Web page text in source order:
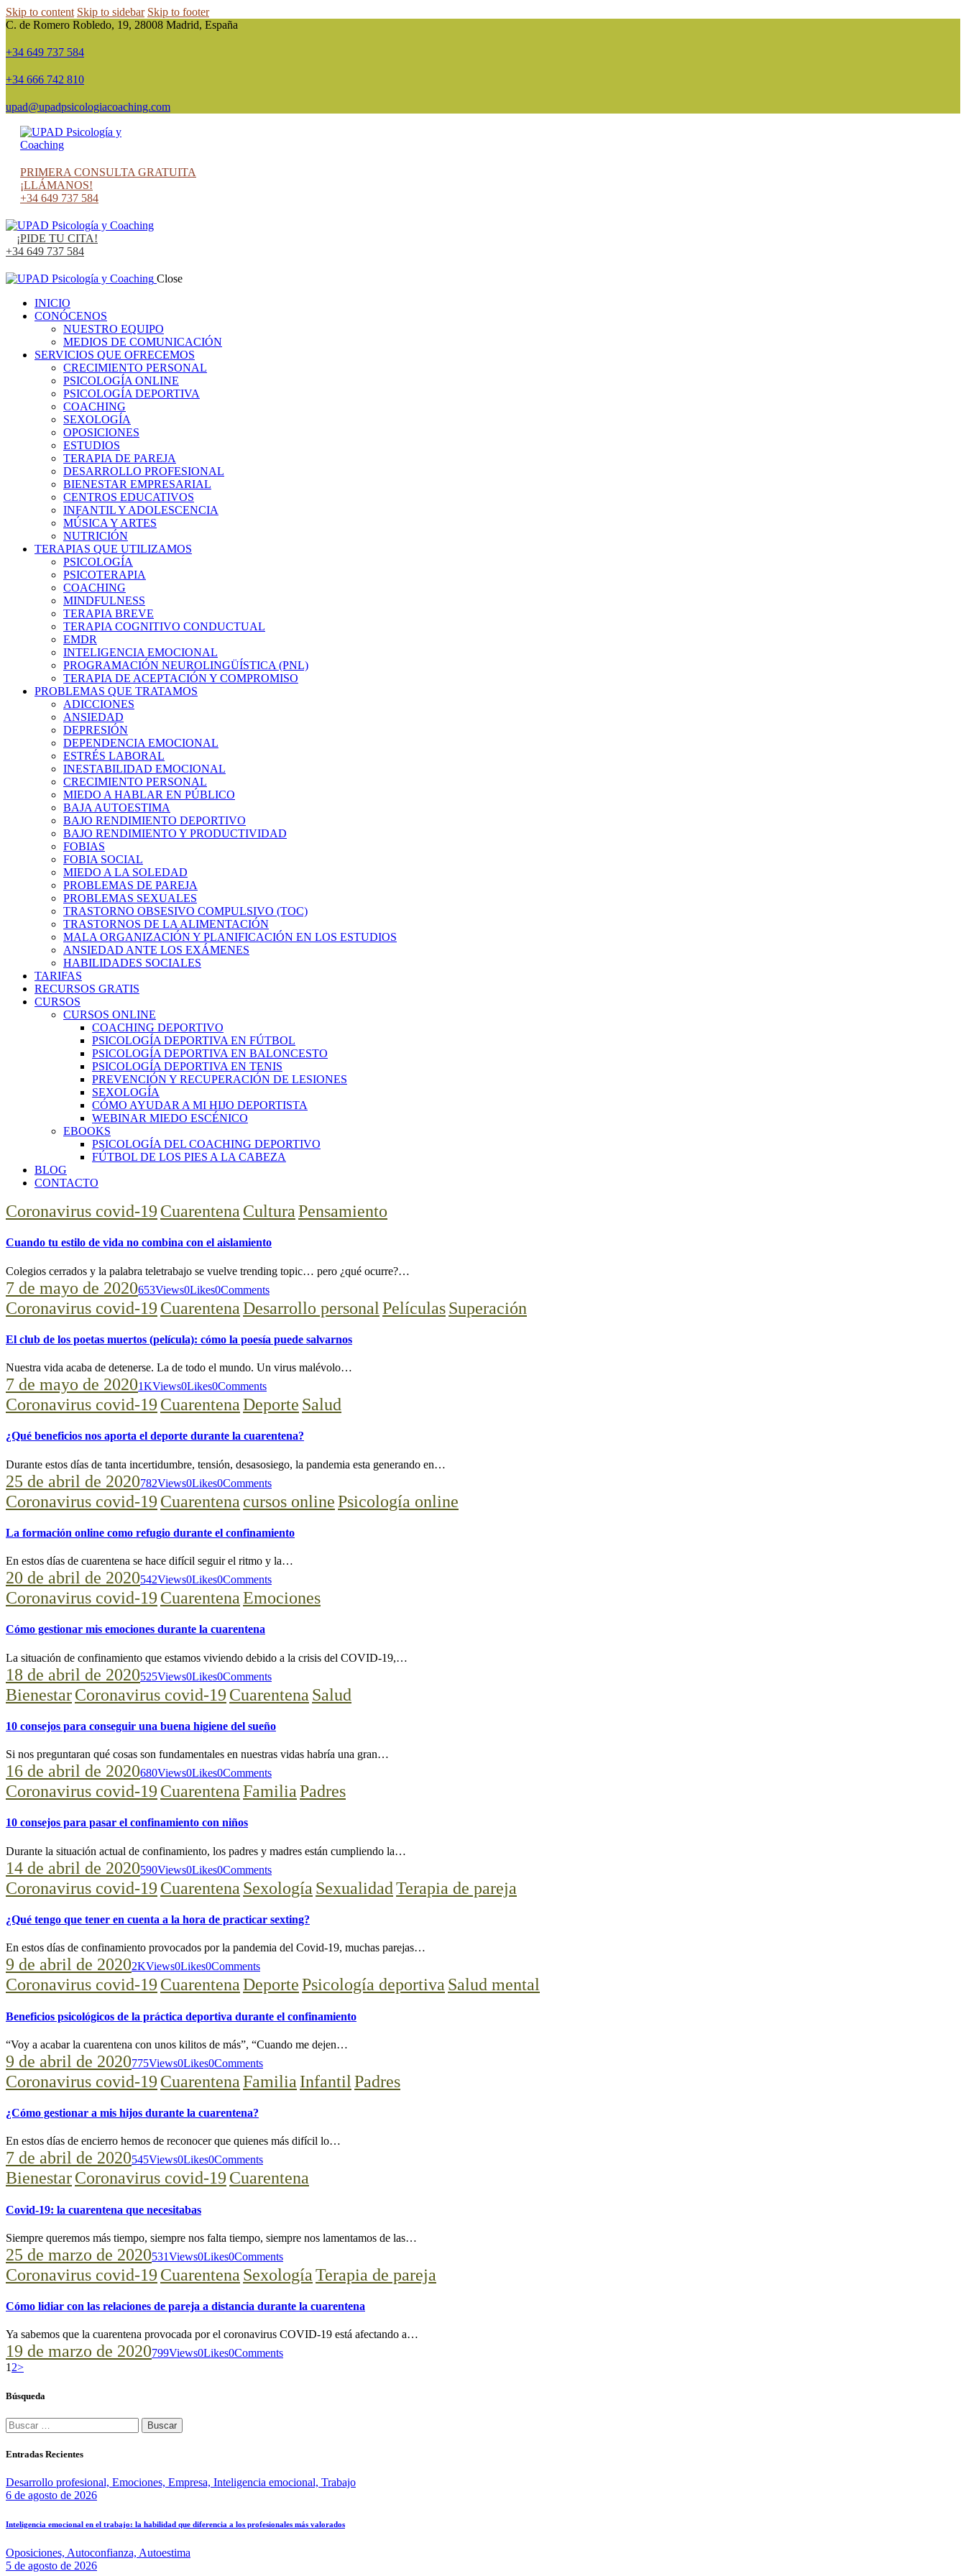
Skip to content Skip to sidebar Skip to footer
C. de Romero Robledo, 19, 28008 Madrid, España
+34 649 737 584
+34 666 742 810
upad@upadpsicologiacoaching.com
PRIMERA CONSULTA GRATUITA
¡LLÁMANOS!
+34 649 737 584
¡PIDE TU CITA!
+34 649 737 584
Close
INICIO
CONÓCENOS
NUESTRO EQUIPO
MEDIOS DE COMUNICACIÓN
SERVICIOS QUE OFRECEMOS
CRECIMIENTO PERSONAL
PSICOLOGÍA ONLINE
PSICOLOGÍA DEPORTIVA
COACHING
SEXOLOGÍA
OPOSICIONES
ESTUDIOS
TERAPIA DE PAREJA
DESARROLLO PROFESIONAL
BIENESTAR EMPRESARIAL
CENTROS EDUCATIVOS
INFANTIL Y ADOLESCENCIA
MÚSICA Y ARTES
NUTRICIÓN
TERAPIAS QUE UTILIZAMOS
PSICOLOGÍA
PSICOTERAPIA
COACHING
MINDFULNESS
TERAPIA BREVE
TERAPIA COGNITIVO CONDUCTUAL
EMDR
INTELIGENCIA EMOCIONAL
PROGRAMACIÓN NEUROLINGÜÍSTICA (PNL)
TERAPIA DE ACEPTACIÓN Y COMPROMISO
PROBLEMAS QUE TRATAMOS
ADICCIONES
ANSIEDAD
DEPRESIÓN
DEPENDENCIA EMOCIONAL
ESTRÉS LABORAL
INESTABILIDAD EMOCIONAL
CRECIMIENTO PERSONAL
MIEDO A HABLAR EN PÚBLICO
BAJA AUTOESTIMA
BAJO RENDIMIENTO DEPORTIVO
BAJO RENDIMIENTO Y PRODUCTIVIDAD
FOBIAS
FOBIA SOCIAL
MIEDO A LA SOLEDAD
PROBLEMAS DE PAREJA
PROBLEMAS SEXUALES
TRASTORNO OBSESIVO COMPULSIVO (TOC)
TRASTORNOS DE LA ALIMENTACIÓN
MALA ORGANIZACIÓN Y PLANIFICACIÓN EN LOS ESTUDIOS
ANSIEDAD ANTE LOS EXÁMENES
HABILIDADES SOCIALES
TARIFAS
RECURSOS GRATIS
CURSOS
CURSOS ONLINE
COACHING DEPORTIVO
PSICOLOGÍA DEPORTIVA EN FÚTBOL
PSICOLOGÍA DEPORTIVA EN BALONCESTO
PSICOLOGÍA DEPORTIVA EN TENIS
PREVENCIÓN Y RECUPERACIÓN DE LESIONES
SEXOLOGÍA
CÓMO AYUDAR A MI HIJO DEPORTISTA
WEBINAR MIEDO ESCÉNICO
EBOOKS
PSICOLOGÍA DEL COACHING DEPORTIVO
FÚTBOL DE LOS PIES A LA CABEZA
BLOG
CONTACTO
facebook-
1
twitter-
x
instagram
Coronavirus covid-19 Cuarentena Cultura Pensamiento
Cuando tu estilo de vida no combina con el aislamiento
Colegios cerrados y la palabra teletrabajo se vuelve trending topic… pero ¿qué ocurre?…
7 de mayo de 2020653Views0Likes0Comments
Coronavirus covid-19 Cuarentena Desarrollo personal PelículasSuperación
El club de los poetas muertos (película): cómo la poesía puede salvarnos
Nuestra vida acaba de detenerse. La de todo el mundo. Un virus malévolo…
7 de mayo de 20201KViews0Likes0Comments
Coronavirus covid-19 Cuarentena Deporte Salud
¿Qué beneficios nos aporta el deporte durante la cuarentena?
Durante estos días de tanta incertidumbre, tensión, desasosiego, la pandemia esta generando en…
25 de abril de 2020782Views0Likes0Comments
Coronavirus covid-19 Cuarentena cursos onlinePsicología online
La formación online como refugio durante el confinamiento
En estos días de cuarentena se hace difícil seguir el ritmo y la…
20 de abril de 2020542Views0Likes0Comments
Coronavirus covid-19 Cuarentena Emociones
Cómo gestionar mis emociones durante la cuarentena
La situación de confinamiento que estamos viviendo debido a la crisis del COVID-19,…
18 de abril de 2020525Views0Likes0Comments
BienestarCoronavirus covid-19 Cuarentena Salud
10 consejos para conseguir una buena higiene del sueño
Si nos preguntaran qué cosas son fundamentales en nuestras vidas habría una gran…
16 de abril de 2020680Views0Likes0Comments
Coronavirus covid-19 Cuarentena Familia Padres
10 consejos para pasar el confinamiento con niños
Durante la situación actual de confinamiento, los padres y madres están cumpliendo la…
14 de abril de 2020590Views0Likes0Comments
Coronavirus covid-19 Cuarentena Sexología SexualidadTerapia de pareja
¿Qué tengo que tener en cuenta a la hora de practicar sexting?
En estos días de confinamiento provocados por la pandemia del Covid-19, muchas parejas…
9 de abril de 20202KViews0Likes0Comments
Coronavirus covid-19 CuarentenaDeportePsicología deportivaSalud mental
Beneficios psicológicos de la práctica deportiva durante el confinamiento
“Voy a acabar la cuarentena con unos kilitos de más”, “Cuando me dejen…
9 de abril de 2020775Views0Likes0Comments
Coronavirus covid-19 Cuarentena Familia Infantil Padres
¿Cómo gestionar a mis hijos durante la cuarentena?
En estos días de encierro hemos de reconocer que quienes más difícil lo…
7 de abril de 2020545Views0Likes0Comments
BienestarCoronavirus covid-19 Cuarentena
Covid-19: la cuarentena que necesitabas
Siempre queremos más tiempo, siempre nos falta tiempo, siempre nos lamentamos de las…
25 de marzo de 2020531Views0Likes0Comments
Coronavirus covid-19 Cuarentena Sexología Terapia de pareja
Cómo lidiar con las relaciones de pareja a distancia durante la cuarentena
Ya sabemos que la cuarentena provocada por el coronavirus COVID-19 está afectando a…
19 de marzo de 2020799Views0Likes0Comments
Paginación
de
Page
1 Page
2>
Búsqueda
Buscar:
Entradas Recientes
Desarrollo profesional, Emociones, Empresa, Inteligencia emocional, Trabajo
6 de agosto de 2026
Inteligencia emocional en el trabajo: la habilidad que diferencia a los profesionales más valorados
Oposiciones, Autoconfianza, Autoestima
5 de agosto de 2026